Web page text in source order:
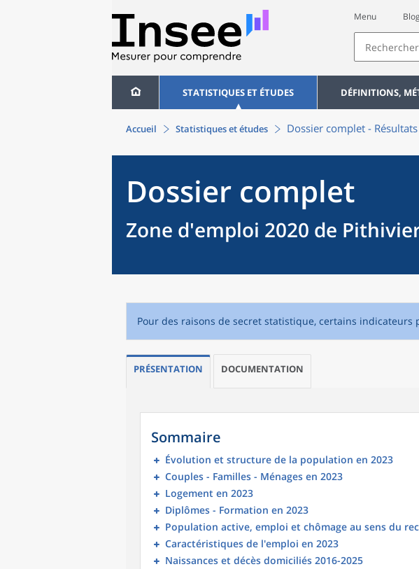
Menu Blog
STATISTIQUES ET ÉTUDES DÉFINITIONS,
Accueil Statistiques et études Dossier complet -
Dossier complet
Zone d'emploi 2020 de
Pour des raisons de secret statistique, certains indicateurs
PRÉSENTATION DOCUMENTATION
Sommaire
Évolution et structure de la population en 2023
Couples - Familles - Ménages en 2023
Logement en 2023
Diplômes - Formation en 2023
Population active, emploi et chômage au sens du
Caractéristiques de l'emploi en 2023
Naissances et décès domiciliés 2016-2025